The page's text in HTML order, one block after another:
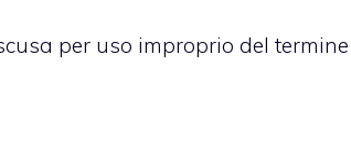
per uso improprio del termine